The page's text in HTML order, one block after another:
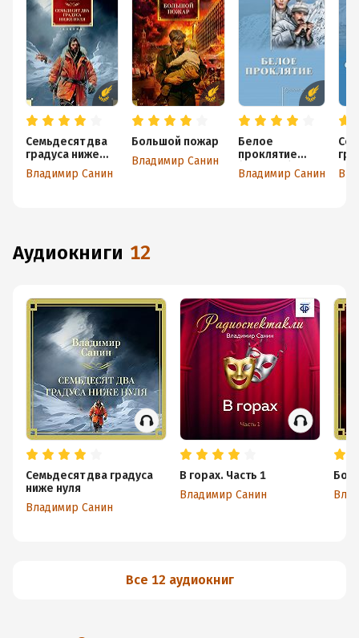
Семьдесят два
градуса ниже
нуля
Владимир Санин
Большой пожар
Владимир Санин
Белое
проклятие
(сборник)
Владимир Санин
аудиокниги 12
Семьдесят два градуса
ниже нуля
Владимир Санин
В горах. Часть 1
Владимир Санин
Все 12 аудиокниг